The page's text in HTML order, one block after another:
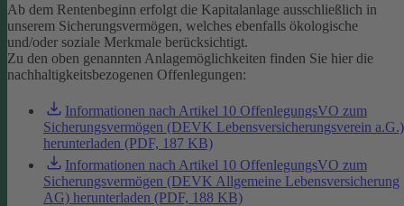
Ab dem Rentenbeginn erfolgt die Kapitalanlage ausschließlich in
unserem Sicherungsvermögen, welches ebenfalls ökologische
und/oder soziale Merkmale berücksichtigt.
Zu den oben genannten Anlagemöglichkeiten finden Sie hier die
nachhaltigkeitsbezogenen Offenlegungen:
Informationen nach Artikel 10 OffenlegungsVO zum
Sicherungsvermögen (DEVK Lebensversicherungsverein a.G.)
herunterladen (PDF, 187 KB)
Informationen nach Artikel 10 OffenlegungsVO zum
Sicherungsvermögen (DEVK Allgemeine Lebensversicherung
AG) herunterladen (PDF, 188 KB)